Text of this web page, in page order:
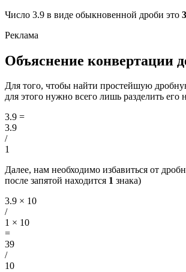
Число 3.9 в виде обыкновенной дроби это
Объяснение конвертации
Для того, чтобы найти простейшую
для этого нужно всего лишь разделить его
3.9 =
3.9
/
1
Далее, нам необходимо избавиться от
после запятой находится 1 знака)
3.9 × 10
/
1 × 10
=
39
/
10